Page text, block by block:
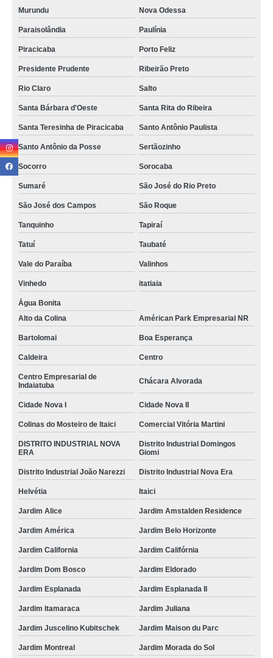
Murundu Nova Odessa
Paraisolândia Paulínia
Piracicaba Porto Feliz
Presidente Prudente Ribeirão Preto
Rio Claro Salto
Santa Bárbara d'Oeste Santa Rita do Ribeira
Santa Teresinha de Piracicaba Santo Antônio Paulista
Santo Antônio da Posse Sertãozinho
Socorro Sorocaba
Sumaré São José do Rio Preto
São José dos Campos São Roque
Tanquinho Tapiraí
Tatuí Taubaté
Vale do Paraíba Valinhos
Vinhedo itatiaia
Água Bonita
Alto da Colina
Américan Park Empresarial NR
Bartolomai Boa Esperança
Caldeira Centro
Centro Empresarial de
Indaiatuba
Chácara Alvorada
Cidade Nova I Cidade Nova II
Colinas do Mosteiro de Itaici Comercial Vitória Martini
DISTRITO INDUSTRIAL NOVA
ERA
Distrito Industrial Domingos
Giomi
Distrito Industrial João Narezzi Distrito Industrial Nova Era
Helvétia Itaici
Jardim Alice Jardim Amstalden Residence
Jardim América Jardim Belo Horizonte
Jardim California Jardim Califórnia
Jardim Dom Bosco Jardim Eldorado
Jardim Esplanada Jardim Esplanada II
Jardim Itamaraca Jardim Juliana
Jardim Juscelino Kubitschek Jardim Maison du Parc
Jardim Montreal Jardim Morada do Sol